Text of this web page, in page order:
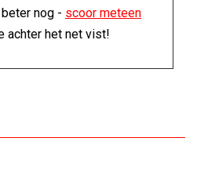
nog - scoor meteen
achter het net vist!